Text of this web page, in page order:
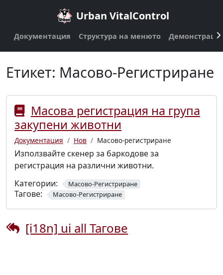
Urban VitalControl
Документация Структура на менюто
Етикет: Масово-Регистриране
Масова регистрация на група
закупени животни
Документация Нов Масово-регистриране
Използвайте скенер за баркодове за
регистрация на различни животни.
Категории:
Масово-Регистриране
Тагове: Масово-Регистриране
[i18n] ui all Тагове